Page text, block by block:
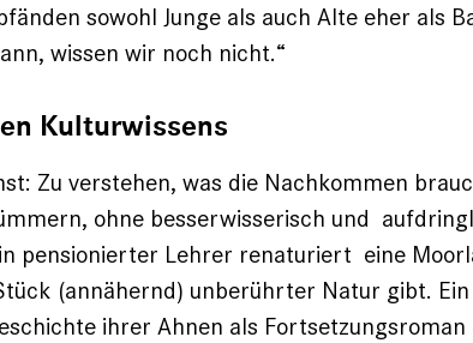
sowohl Junge als auch Alte eher als
wissen wir noch nicht.“
Kulturwissens
Zu verstehen, was die Nachkommen
ohne besserwisserisch und
pensionierter Lehrer renaturiert eine
(annähernd) unberührter Natur gibt.
ihrer Ahnen als Fortsetzungsroman